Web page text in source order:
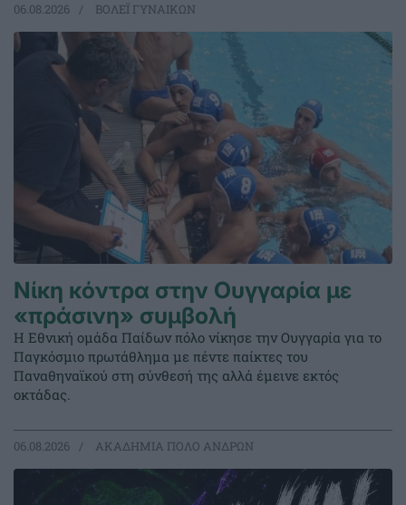
06.08.2026 ΒΟΛΕΪ ΓΥΝΑΙΚΩΝ
Νίκη κόντρα στην Ουγγαρία με
«πράσινη» συμβολή
Η Εθνική ομάδα Παίδων πόλο νίκησε την Ουγγαρία για το
Παγκόσμιο πρωτάθλημα με πέντε παίκτες του
Παναθηναϊκού στη σύνθεσή της αλλά έμεινε εκτός
οκτάδας.
06.08.2026 ΑΚΑΔΗΜΙΑ ΠΟΛΟ ΑΝΔΡΩΝ